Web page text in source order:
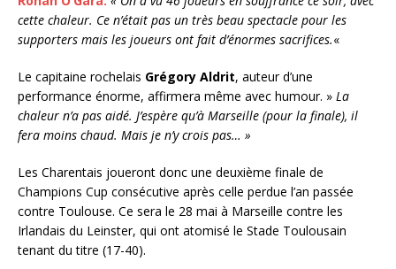
cette chaleur. Ce n’était pas un très beau spectacle pour les
supporters mais les joueurs ont fait d’énormes sacrifices.«
Le capitaine rochelais Grégory Aldrit, auteur d’une
performance énorme, affirmera même avec humour. » La
chaleur n’a pas aidé. J’espère qu’à Marseille (pour la finale), il
fera moins chaud. Mais je n’y crois pas… »
Les Charentais joueront donc une deuxième finale de
Champions Cup consécutive après celle perdue l’an passée
contre Toulouse. Ce sera le 28 mai à Marseille contre les
Irlandais du Leinster, qui ont atomisé le Stade Toulousain
tenant du titre (17-40).